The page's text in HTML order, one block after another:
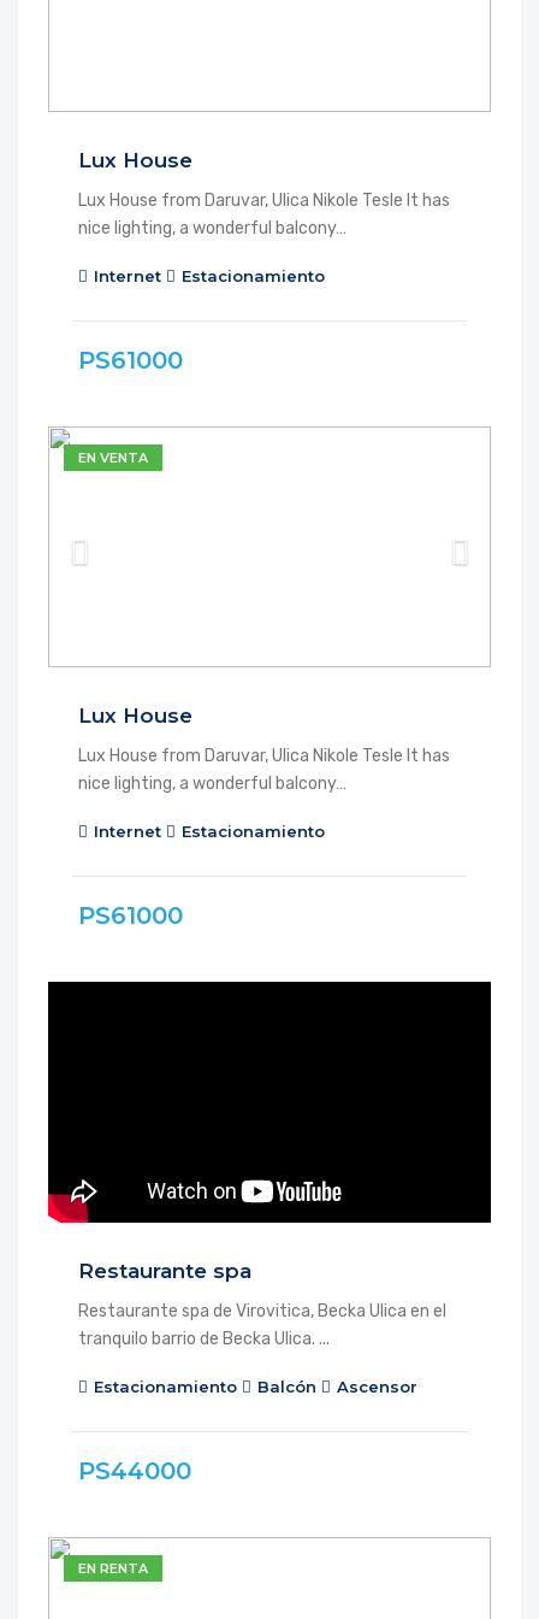
Lux House
Lux House from Daruvar, Ulica Nikole Tesle It has
nice lighting, a wonderful balcony…
Internet Estacionamiento
PS61000
EN VENTA
Lux House
Lux House from Daruvar, Ulica Nikole Tesle It has
nice lighting, a wonderful balcony…
Internet Estacionamiento
PS61000
Restaurante spa
Restaurante spa de Virovitica, Becka Ulica en el
tranquilo barrio de Becka Ulica. ...
Estacionamiento Balcón Ascensor
PS44000
EN RENTA